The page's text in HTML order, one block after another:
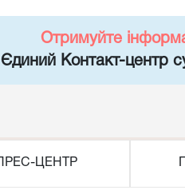
Отримуйте
Єдиний Контакт-центр
ПРЕС-ЦЕНТР